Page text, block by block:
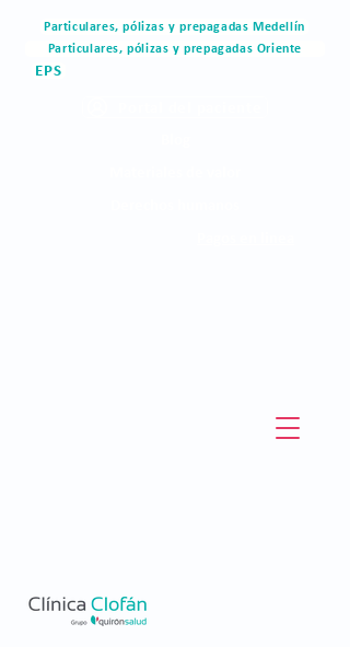
Particulares, pólizas y prepagadas Medellín
Particulares, pólizas y prepagadas Oriente
EPS